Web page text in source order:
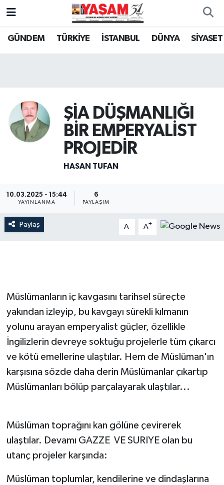
GÜNDEM TÜRKİYE İSTANBUL DÜNYA SİYASET
ŞİA DÜŞMANLIĞI
BİR EMPERYALİST
PROJEDİR
HASAN TUFAN
10.03.2025 - 15:44
YAYINLANMA
6
PAYLAŞIM
Paylaş A- A+
Müslümanların iç kavgasını tarihsel süreçte
yakından izleyip, bu kavgayı sürekli kılmanın
yolunu arayan emperyalist güçler, özellikle
İngilizlerin devreye soktuğu projelerle tüm çıkarcı
ve kötü emellerine ulaştılar. Hem de Müslüman'ın
karşısına sözde daha derin Müslümanlar çıkartıp
Müslümanları bölüp parçalayarak ulaştılar...
Müslüman toprağını kan gölüne çevirerek
ulaştılar. Devamı GAZZE VE SURIYE olan bu
utanç projeler karşında:
Müslüman toplumlar, kendilerine ve dindaşlarına